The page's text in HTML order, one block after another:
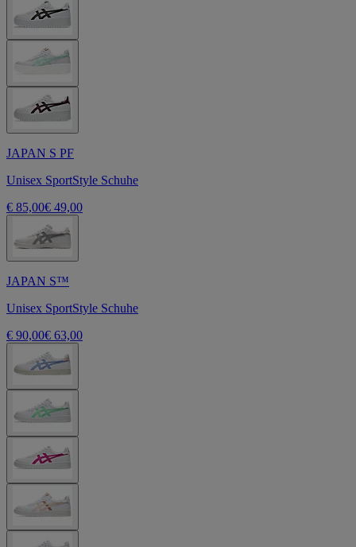
JAPAN S PF
Unisex SportStyle Schuhe
€ 85,00€ 49,00
JAPAN S™
Unisex SportStyle Schuhe
€ 90,00€ 63,00